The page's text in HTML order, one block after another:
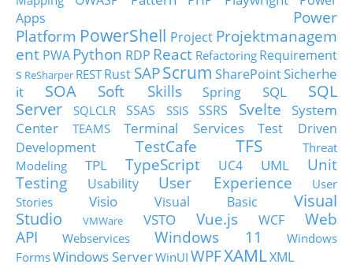
Apps
Power
Platform PowerShell Project Projektmanagem
ent PWA Python RDP React Refactoring Requirement
s ReSharper RESTRust SAPScrum SharePointSicherhe
it
SOA Soft Skills Spring SQL
SQL
Server
SQLCLR SSAS SSIS SSRS Svelte
System
Center
TEAMS Terminal Services
Test Driven
Development
TestCafe TFS
Threat
Modeling
TPL TypeScript UC4 UML
Unit
Testing
Usability User Experience
User
Stories
Visio Visual Basic
Visual
Studio
VMWare VSTO Vue.js WCF
Web
API
Webservices Windows 11
Windows
FormsWindows ServerWinUI WPFXAMLXML